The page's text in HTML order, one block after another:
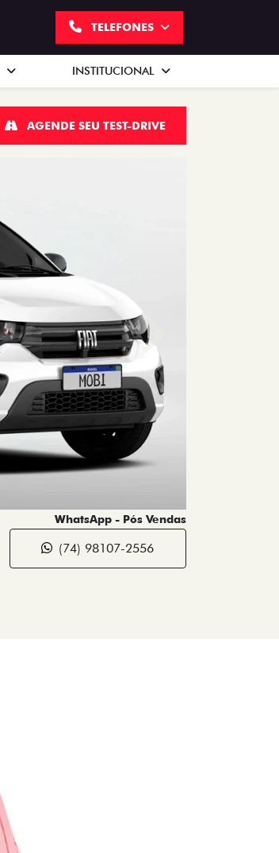
TELEFONES
INSTITUCIONAL
AGENDE SEU TEST-DRIVE
Próximo
WhatsApp - Pós Vendas
(74) 98107-2556